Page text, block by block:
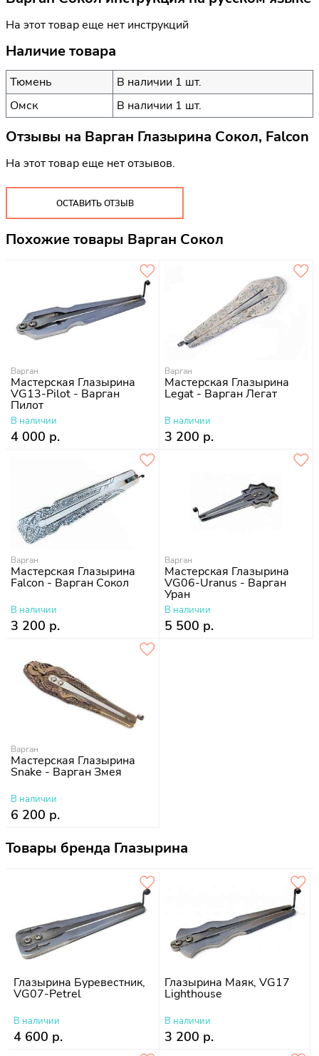
На этот товар еще нет инструкций
Наличие товара
Тюмень
В наличии 1 шт.
Омск
В наличии 1 шт.
Отзывы на Варган Глазырина Сокол, Falcon
На этот товар еще нет отзывов.
ОСТАВИТЬ ОТЗЫВ
Похожие товары Варган Сокол
Варган
Мастерская Глазырина
VG13-Pilot - Варган
Пилот
В наличии
4 000 р.
Варган
Мастерская Глазырина
Legat - Варган Легат
В наличии
3 200 р.
Варган
Мастерская Глазырина
Falcon - Варган Сокол
В наличии
3 200 р.
Варган
Мастерская Глазырина
VG06-Uranus - Варган
Уран
В наличии
5 500 р.
Варган
Мастерская Глазырина
Snake - Варган Змея
В наличии
6 200 р.
Товары бренда Глазырина
Глазырина Буревестник,
VG07-Petrel
В наличии
4 600 р.
Глазырина Маяк, VG17
Lighthouse
В наличии
3 200 р.